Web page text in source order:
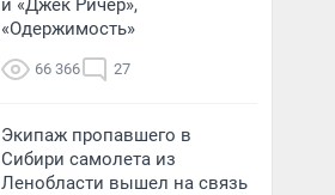
и «Джек Ричер»,
«Одержимость»
66 366 27
Экипаж пропавшего в
Сибири самолета из
Ленобласти вышел на связь